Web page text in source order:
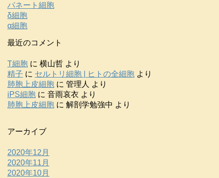
パネート細胞
δ細胞
α細胞
最近のコメント
T細胞 に 横山哲 より
精子 に セルトリ細胞 | ヒトの全細胞 より
肺胞上皮細胞 に 管理人 より
iPS細胞 に 音雨哀衣 より
肺胞上皮細胞 に 解剖学勉強中 より
アーカイブ
2020年12月
2020年11月
2020年10月